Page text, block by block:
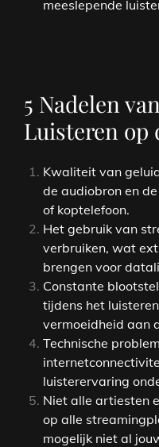
meeslepende
5 Nadelen
Luisteren op
Kwaliteit van
de audiobron en
of koptelefoon.
Het gebruik van
verbruiken, wat
brengen voor
Constante
tijdens het
vermoeidheid aan
Technische
luisterervaring
Niet alle artiesten
op alle
mogelijk niet al